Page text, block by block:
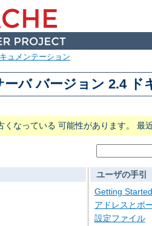
キュメンテーション
ーバ バージョン 2.4 ド
くなっている 可能性があります。 最
ユーザの手引
Getting Started
アドレスとポ
設定ファイル